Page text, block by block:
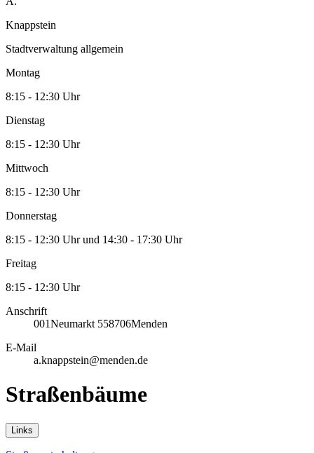
Knappstein
Stadtverwaltung allgemein
Montag
8:15 - 12:30 Uhr
Dienstag
8:15 - 12:30 Uhr
Mittwoch
8:15 - 12:30 Uhr
Donnerstag
8:15 - 12:30 Uhr und 14:30 - 17:30 Uhr
Freitag
8:15 - 12:30 Uhr
Anschrift
001Neumarkt 558706Menden
E-Mail
a.knappstein@menden.de
Straßenbäume
Links